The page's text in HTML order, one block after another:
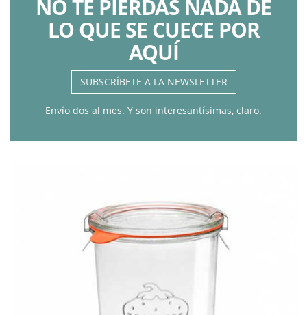
NO TE PIERDAS NADA DE
LO QUE SE CUECE POR
AQUÍ
SUBSCRÍBETE A LA NEWSLETTER
Envío dos al mes. Y son interesantísimas, claro.